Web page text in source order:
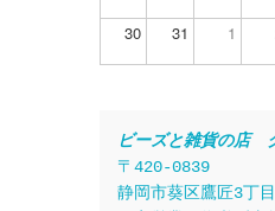
30 31 1
ビーズと雑貨の店　
〒420-0839
静岡市葵区鷹匠3丁